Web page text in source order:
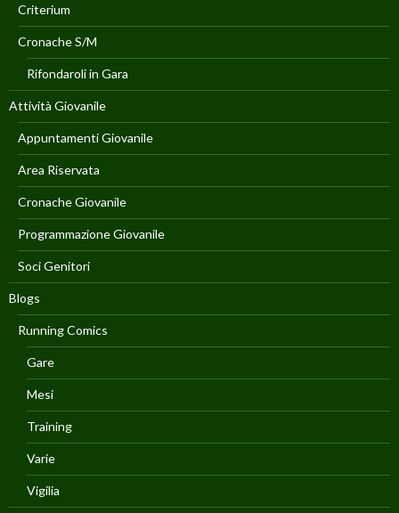
Criterium
Cronache S/M
Rifondaroli in Gara
Attività Giovanile
Appuntamenti Giovanile
Area Riservata
Cronache Giovanile
Programmazione Giovanile
Soci Genitori
Blogs
Running Comics
Gare
Mesi
Training
Varie
Vigilia